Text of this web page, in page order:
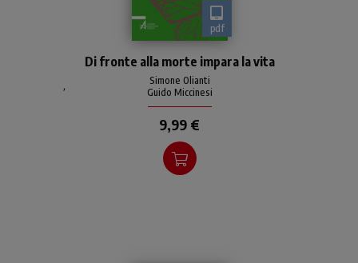
pdf
meglio? Come si fa a vivere
bene, nonostante le
inevitabili contraddizioni e
Di fronte alla morte impara la vita
Simone Olianti
,
Guido Miccinesi
9,99 €